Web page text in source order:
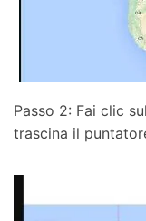
Passo 2: Fai clic
trascina il